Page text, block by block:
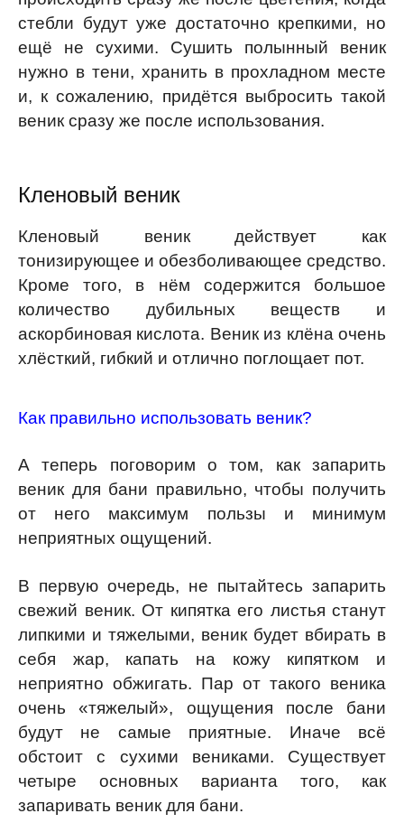
стебли будут уже достаточно крепкими, но
ещё не сухими. Сушить полынный веник
нужно в тени, хранить в прохладном месте
и, к сожалению, придётся выбросить такой
веник сразу же после использования.
Кленовый веник
Кленовый веник действует как
тонизирующее и обезболивающее средство.
Кроме того, в нём содержится большое
количество дубильных веществ и
аскорбиновая кислота. Веник из клёна очень
хлёсткий, гибкий и отлично поглощает пот.
Как правильно использовать веник?
А теперь поговорим о том, как запарить
веник для бани правильно, чтобы получить
от него максимум пользы и минимум
неприятных ощущений.
В первую очередь, не пытайтесь запарить
свежий веник. От кипятка его листья станут
липкими и тяжелыми, веник будет вбирать в
себя жар, капать на кожу кипятком и
неприятно обжигать. Пар от такого веника
очень «тяжелый», ощущения после бани
будут не самые приятные. Иначе всё
обстоит с сухими вениками. Существует
четыре основных варианта того, как
запаривать веник для бани.